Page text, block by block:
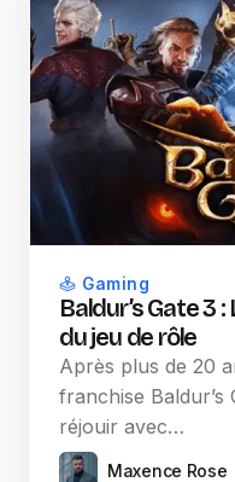
Gaming
Baldur’s Gate 3
du jeu de rôle
Après plus de 20
franchise Baldur’s
réjouir avec…
Maxence Rose